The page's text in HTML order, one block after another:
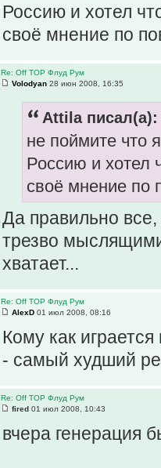
Россию и хотел
своё мнение по
Re: Off TOP Флуд Рум
Volodyan 28 июн 2008, 16:35
Attila писал(а):
не поймите что
Россию и хотел
своё мнение по
Да правильно
трезво
хватает...
Re: Off TOP Флуд Рум
AlexD 01 июл 2008, 08:16
Кому как
- самый худший
Re: Off TOP Флуд Рум
fired 01 июл 2008, 10:43
вчера генерация